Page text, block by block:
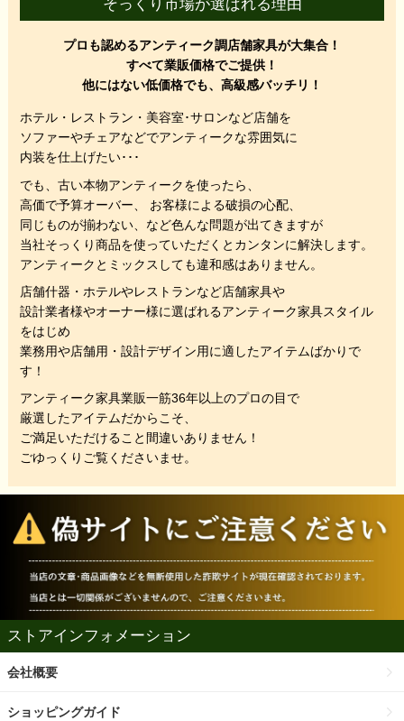
そっくり市場が選ばれる理由
プロも認めるアンティーク調店舗家具が大集合！
すべて業販価格でご提供！
他にはない低価格でも、高級感バッチリ！
ホテル・レストラン・美容室･サロンなど店舗を
ソファーやチェアなどでアンティークな雰囲気に
内装を仕上げたい･･･
でも、 古い本物アンティークを使ったら、
高価で予算オーバー、 お客様による破損の心配、
同じものが揃わない、 など色んな問題が出てきますが
当社そっくり商品を使っていただくと カンタンに解決します。
アンティークとミックスしても違和感はありません。
店舗什器・ホテルやレストランなど店舗家具や
設計業者様やオーナー様に選ばれるアンティーク家具スタイル
をはじめ
業務用や店舗用・設計デザイン用に適したアイテムばかりで
す！
アンティーク家具業販一筋36年以上のプロの目で
厳選したアイテムだからこそ、
ご満足いただけること間違いありません！
ごゆっくりご覧くださいませ。
ストアインフォメーション
会社概要
ショッピングガイド